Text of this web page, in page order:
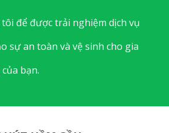
để được trải nghiệm dịch vụ
sự an toàn và vệ sinh cho gia
bạn.